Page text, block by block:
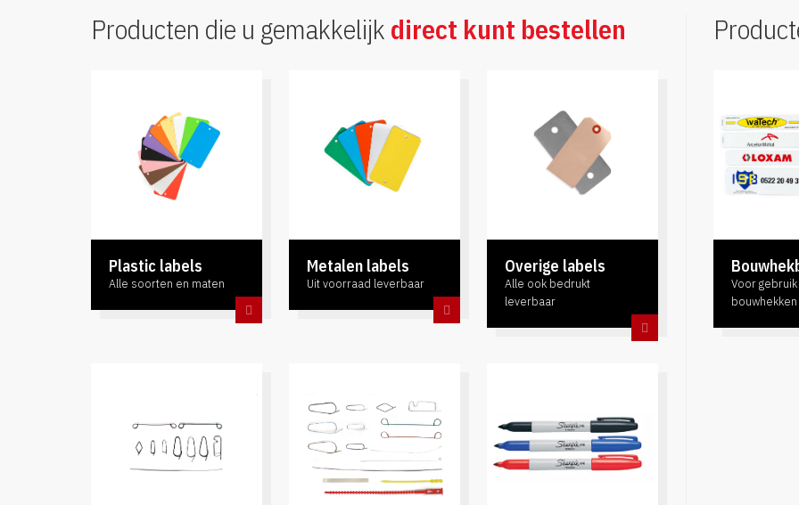
Producten die u gemakkelijk direct kunt bestellen
Plastic labels
Alle soorten en maten
Metalen labels
Uit voorraad leverbaar
Overige labels
Alle ook bedrukt
leverbaar
Voor
bouwhekken